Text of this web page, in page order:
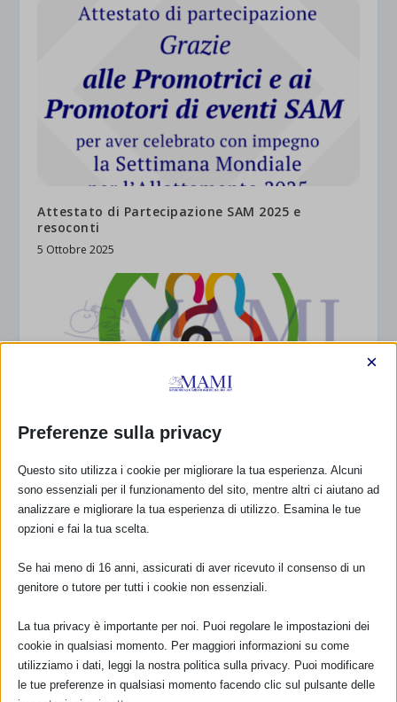
Attestato di Partecipazione SAM 2025 e
resoconti
5 Ottobre 2025
MATERIALI SAM 2025
7 Aprile 2025
RISPONDI
Preferenze sulla privacy
×
Questo sito utilizza i cookie per migliorare la tua esperienza. Alcuni
sono essenziali per il funzionamento del sito, mentre altri ci aiutano ad
analizzare e migliorare la tua esperienza di utilizzo. Esamina le tue
opzioni e fai la tua scelta.
Se hai meno di 16 anni, assicurati di aver ricevuto il consenso di un
genitore o tutore per tutti i cookie non essenziali.
La tua privacy è importante per noi. Puoi regolare le impostazioni dei
cookie in qualsiasi momento. Per maggiori informazioni su come
utilizziamo i dati, leggi la nostra politica sulla privacy. Puoi modificare
le tue preferenze in qualsiasi momento facendo clic sul pulsante delle